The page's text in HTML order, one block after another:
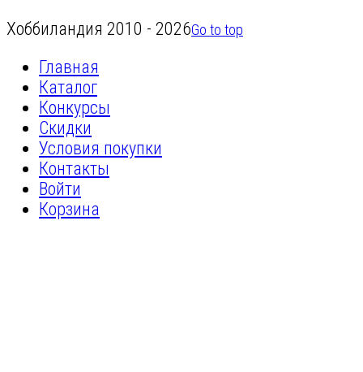
Хоббиландия 2010 - 2026Go to top
Главная
Каталог
Конкурсы
Скидки
Условия покупки
Контакты
Войти
Корзина